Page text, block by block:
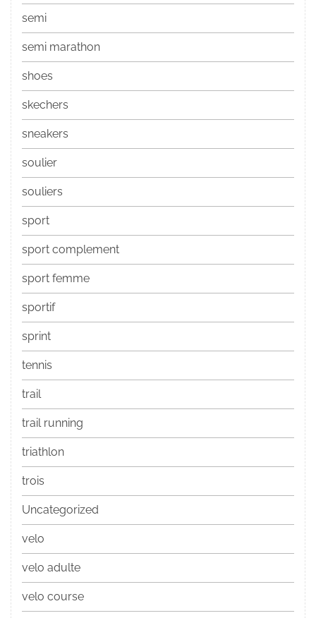
semi
semi marathon
shoes
skechers
sneakers
soulier
souliers
sport
sport complement
sport femme
sportif
sprint
tennis
trail
trail running
triathlon
trois
Uncategorized
velo
velo adulte
velo course